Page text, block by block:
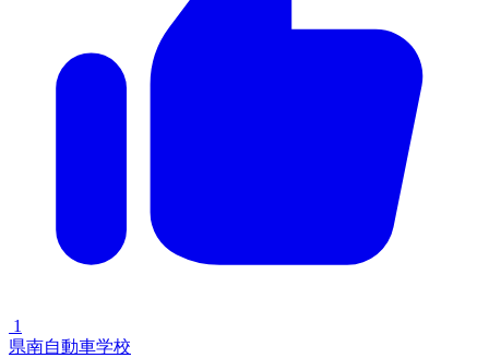
1
県南自動車学校